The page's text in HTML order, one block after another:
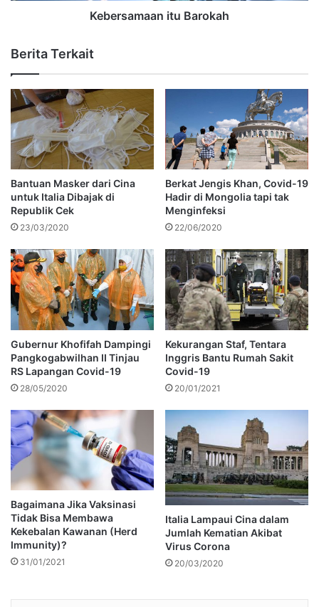
Kebersamaan itu Barokah
Berita Terkait
Bantuan Masker dari Cina
untuk Italia Dibajak di
Republik Cek
23/03/2020
Berkat Jengis Khan, Covid-19
Hadir di Mongolia tapi tak
Menginfeksi
22/06/2020
Gubernur Khofifah Dampingi
Pangkogabwilhan II Tinjau
RS Lapangan Covid-19
28/05/2020
Kekurangan Staf, Tentara
Inggris Bantu Rumah Sakit
Covid-19
20/01/2021
Bagaimana Jika Vaksinasi
Tidak Bisa Membawa
Kekebalan Kawanan (Herd
Immunity)?
31/01/2021
Italia Lampaui Cina dalam
Jumlah Kematian Akibat
Virus Corona
20/03/2020